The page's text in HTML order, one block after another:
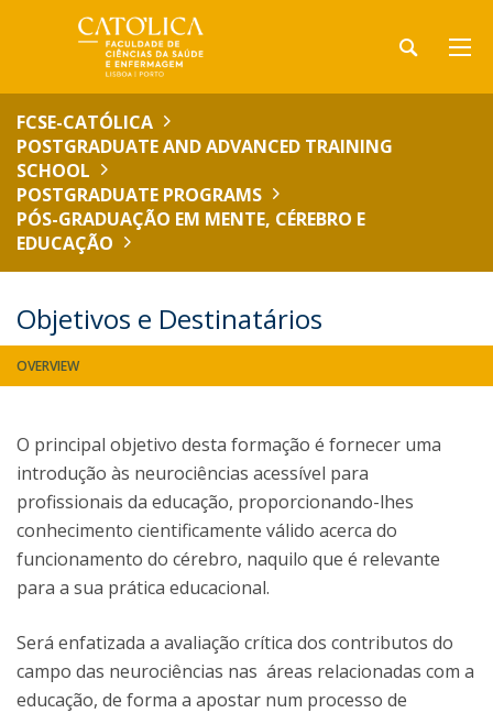
FCSE-CATÓLICA
POSTGRADUATE AND ADVANCED TRAINING
SCHOOL
POSTGRADUATE PROGRAMS
PÓS-GRADUAÇÃO EM MENTE, CÉREBRO E
EDUCAÇÃO
Objetivos e Destinatários
OVERVIEW
O principal objetivo desta formação é fornecer uma
introdução às neurociências acessível para
profissionais da educação, proporcionando-lhes
conhecimento cientificamente válido acerca do
funcionamento do cérebro, naquilo que é relevante
para a sua prática educacional.
Será enfatizada a avaliação crítica dos contributos do
campo das neurociências nas áreas relacionadas com a
educação, de forma a apostar num processo de